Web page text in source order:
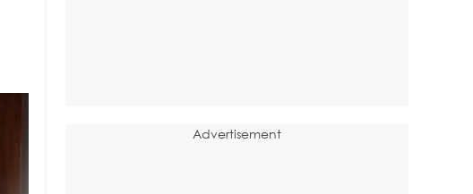
Advertisement